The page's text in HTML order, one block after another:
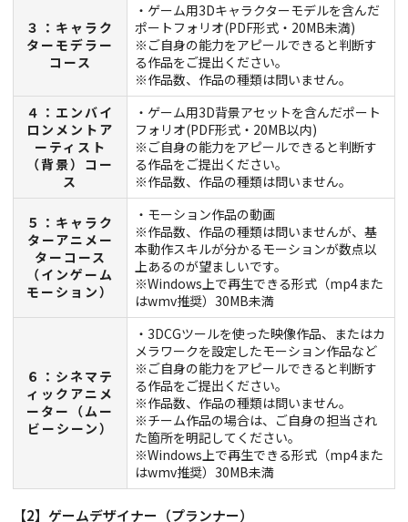
３：キャラク
ターモデラー
コース
・ゲーム用3Dキャラクターモデルを含んだ
ポートフォリオ(PDF形式・20MB未満)
※ご自身の能力をアピールできると判断す
る作品をご提出ください。
※作品数、作品の種類は問いません。
４：エンバイ
ロンメントア
ーティスト
（背景）コー
ス
・ゲーム用3D背景アセットを含んだポート
フォリオ(PDF形式・20MB以内)
※ご自身の能力をアピールできると判断す
る作品をご提出ください。
※作品数、作品の種類は問いません。
５：キャラク
ターアニメー
ターコース
（インゲーム
モーション）
・モーション作品の動画
※作品数、作品の種類は問いませんが、基
本動作スキルが分かるモーションが数点以
上あるのが望ましいです。
※Windows上で再生できる形式（mp4また
はwmv推奨）30MB未満
６：シネマテ
ィックアニメ
ーター（ムー
ビーシーン）
・3DCGツールを使った映像作品、またはカ
メラワークを設定したモーション作品など
※ご自身の能力をアピールできると判断す
る作品をご提出ください。
※作品数、作品の種類は問いません。
※チーム作品の場合は、ご自身の担当され
た箇所を明記してください。
※Windows上で再生できる形式（mp4また
はwmv推奨）30MB未満
【2】ゲームデザイナー（プランナー）